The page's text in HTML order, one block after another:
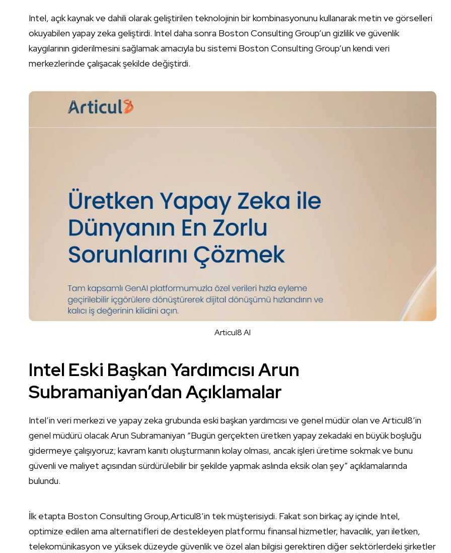
Intel, açık kaynak ve dahili olarak geliştirilen teknolojinin bir kombinasyonunu kullanarak metin ve görselleri
okuyabilen yapay zeka geliştirdi. Intel daha sonra Boston Consulting Group’un gizlilik ve güvenlik
kaygılarının giderilmesini sağlamak amacıyla bu sistemi Boston Consulting Group’un kendi veri
merkezlerinde çalışacak şekilde değiştirdi.
Articul8 AI
Intel Eski Başkan Yardımcısı Arun
Subramaniyan’dan Açıklamalar
Intel’in veri merkezi ve yapay zeka grubunda eski başkan yardımcısı ve genel müdür olan ve Articul8’in
genel müdürü olacak Arun Subramaniyan “Bugün gerçekten üretken yapay zekadaki en büyük boşluğu
gidermeye çalışıyoruz; kavram kanıtı oluşturmanın kolay olması, ancak işleri üretime sokmak ve bunu
güvenli ve maliyet açısından sürdürülebilir bir şekilde yapmak aslında eksik olan şey” açıklamalarında
bulundu.
İlk etapta Boston Consulting Group,Articul8’in tek müşterisiydi. Fakat son birkaç ay içinde Intel,
optimize edilen ama alternatifleri de destekleyen platformu finansal hizmetler, havacılık, yarı iletken,
telekomünikasyon ve yüksek düzeyde güvenlik ve özel alan bilgisi gerektiren diğer sektörlerdeki şirketler